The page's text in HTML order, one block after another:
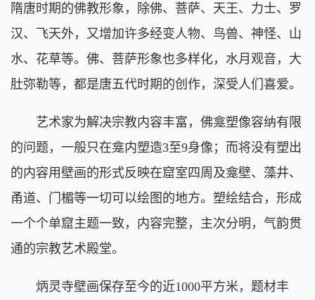
隋唐时期的佛教形象，除佛、菩萨、天王、力士、罗
汉、飞天外，又增加许多经变人物、鸟兽、神怪、山
水、花草等。佛、菩萨形象也多样化，水月观音，大
肚弥勒等，都是唐五代时期的创作，深受人们喜爱。
艺术家为解决宗教内容丰富，佛龛塑像容纳有限
的问题，一般只在龛内塑造3至9身像；而将没有塑出
的内容用壁画的形式反映在窟室四周及龛壁、藻井、
甬道、门楣等一切可以绘图的地方。塑绘结合，形成
一个个单窟主题一致，内容完整，主次分明，气韵贯
通的宗教艺术殿堂。
炳灵寺壁画保存至今的近1000平方米，题材丰